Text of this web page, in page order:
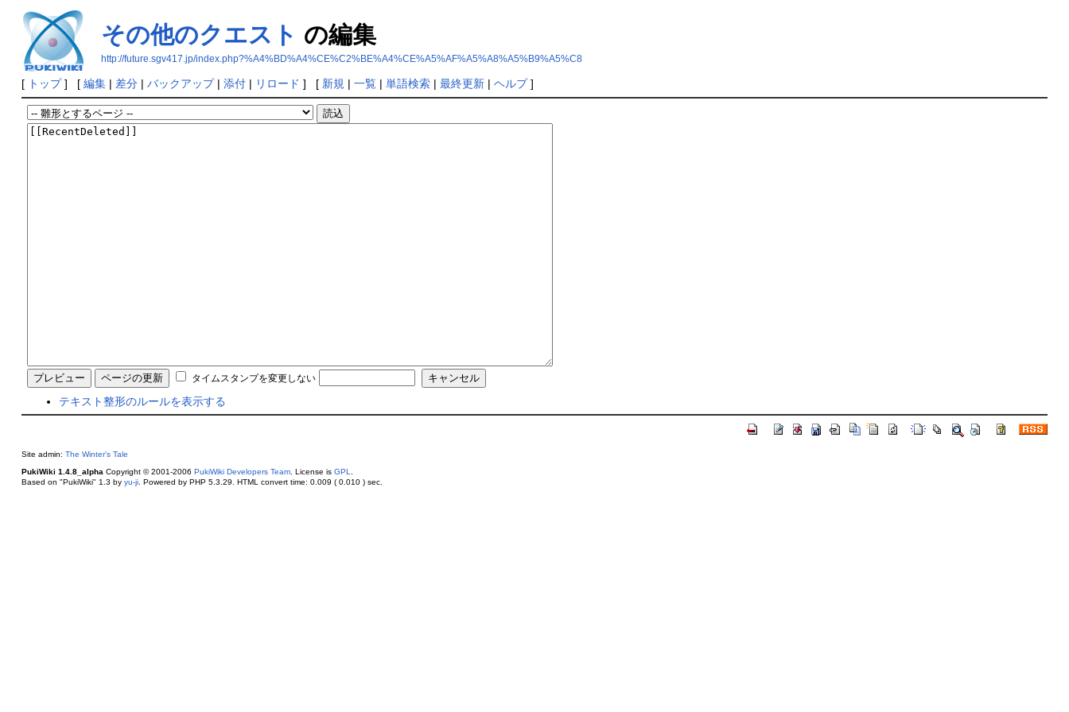
その他のクエスト の編集
http://future.sgv417.jp/index.php?%A4%BD%A4%CE%C2%BE%A4%CE%A5%AF%A5%A8%A5%B9%A5%C8
[ トップ] [ 編集| 差分| バックアップ| 添付| リロード ] [ 新規 | 一覧| 単語検索| 最終更新| ヘルプ]
タイムスタンプを変更しない
テキスト整形のルールを表示する
Site admin: The Winter's Tale
PukiWiki 1.4.8_alpha Copyright © 2001-2006 PukiWiki Developers Team. License is GPL
Based on "PukiWiki" 1.3 by yu-ji. Powered by PHP 5.3.29. HTML convert time: 0.009 ( 0.010 ) sec.